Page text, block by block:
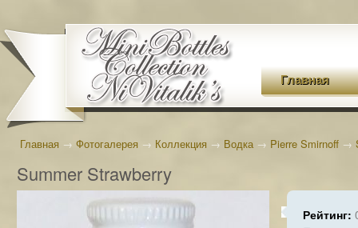
Главная
Главная → Фотогалерея → Коллекция → Водка→ Pierre Smirnoff →
Summer Strawberry
Рейтинг: